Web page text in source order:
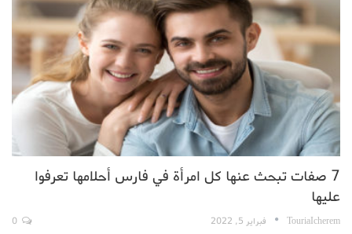
7 صفات تبحث عنها كل امرأة في فارس أحلامها تعرفوا
عليها
TouriaIcherem فبراير 5, 2022